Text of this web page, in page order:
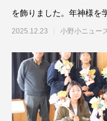
を飾りました。年神様を
2025.12.23 小野小ニュー